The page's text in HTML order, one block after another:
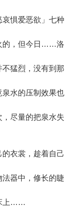
惧爱恶欲」七种
的，但今日……洛
猛烈，没有到那
泉水的压制效果也
尽量的把泉水失
衣裳，趁着自己
器中，修长的睫
上……